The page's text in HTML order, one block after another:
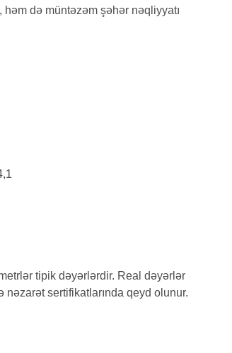
də müntəzəm şəhər nəqliyyatı
tipik dəyərlərdir. Real dəyərlər
sertifikatlarında qeyd olunur.